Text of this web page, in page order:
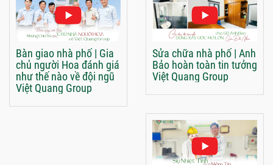
Bàn giao nhà phố | Gia
chủ người Hoa đánh giá
như thế nào về đội ngũ
Việt Quang Group
Sửa chữa nhà phố | Anh
Bảo hoàn toàn tin tưởng
Việt Quang Group